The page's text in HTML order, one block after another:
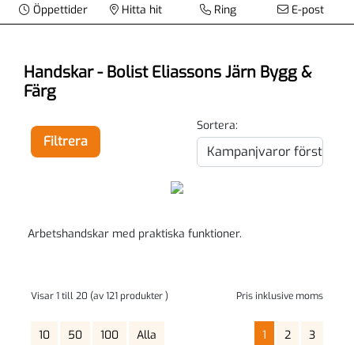
Öppettider Hitta hit Ring E-post
Handskar - Bolist Eliassons Järn Bygg &
Färg
Filtrera
Sortera:
Arbetshandskar med praktiska funktioner.
Visar 1 till 20 (av 121 produkter ) Pris inklusive moms
10 50 100 Alla 1 2 3